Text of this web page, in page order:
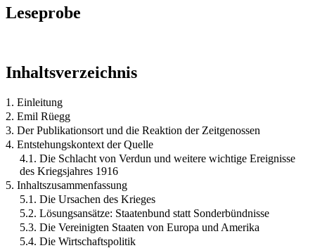
Leseprobe
Inhaltsverzeichnis
1. Einleitung
2. Emil Rüegg
3. Der Publikationsort und die Reaktion der Zeitgenossen
4. Entstehungskontext der Quelle
4.1. Die Schlacht von Verdun und weitere wichtige Ereignisse
des Kriegsjahres 1916
5. Inhaltszusammenfassung
5.1. Die Ursachen des Krieges
5.2. Lösungsansätze: Staatenbund statt Sonderbündnisse
5.3. Die Vereinigten Staaten von Europa und Amerika
5.4. Die Wirtschaftspolitik